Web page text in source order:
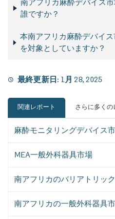
南アフリカ麻酔デバイス
誰ですか？
本南アフリカ麻酔デバイ
を対象としていますか？
最終更新日: 1月 28, 2025
関連レポート さらに多く
麻酔モニタリングデバイス
MEA一般外科器具市場
南アフリカのバリアトリッ
南アフリカの一般外科器具